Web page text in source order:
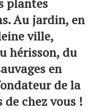
plantes
Au jardin, en
ville,
hérisson, du
en
de la
de chez vous !